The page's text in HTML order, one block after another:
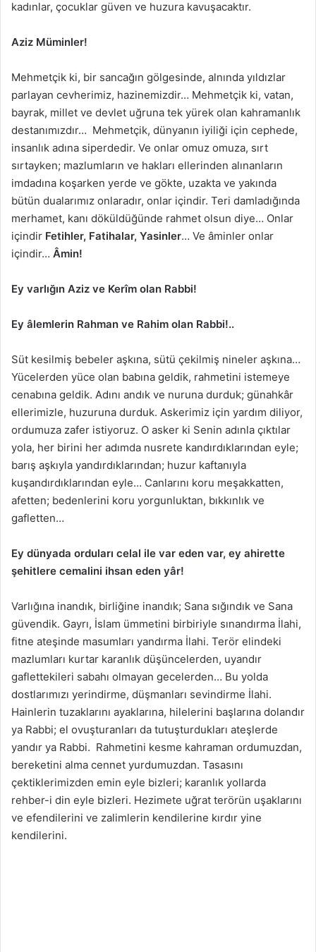
kadınlar, çocuklar güven ve huzura kavuşacaktır.
Aziz Müminler!
Mehmetçik ki, bir sancağın gölgesinde, alnında yıldızlar
parlayan cevherimiz, hazinemizdir… Mehmetçik ki, vatan,
bayrak, millet ve devlet uğruna tek yürek olan kahramanlık
destanımızdır… Mehmetçik, dünyanın iyiliği için cephede,
insanlık adına siperdedir. Ve onlar omuz omuza, sırt
sırtayken; mazlumların ve hakları ellerinden alınanların
imdadına koşarken yerde ve gökte, uzakta ve yakında
bütün dualarımız onlaradır, onlar içindir. Teri damladığında
merhamet, kanı döküldüğünde rahmet olsun diye… Onlar
içindir Fetihler, Fatihalar, Yasinler… Ve âminler onlar
içindir… Âmin!
Ey varlığın Aziz ve Kerîm olan Rabbi!
Ey âlemlerin Rahman ve Rahim olan Rabbi!..
Süt kesilmiş bebeler aşkına, sütü çekilmiş nineler aşkına…
Yücelerden yüce olan babına geldik, rahmetini istemeye
cenabına geldik. Adını andık ve nuruna durduk; günahkâr
ellerimizle, huzuruna durduk. Askerimiz için yardım diliyor,
ordumuza zafer istiyoruz. O asker ki Senin adınla çıktılar
yola, her birini her adımda nusrete kandırdıklarından eyle;
barış aşkıyla yandırdıklarından; huzur kaftanıyla
kuşandırdıklarından eyle… Canlarını koru meşakkatten,
afetten; bedenlerini koru yorgunluktan, bıkkınlık ve
gafletten…
Ey dünyada orduları celal ile var eden var, ey ahirette
şehitlere cemalini ihsan eden yâr!
Varlığına inandık, birliğine inandık; Sana sığındık ve Sana
güvendik. Gayrı, İslam ümmetini birbiriyle sınandırma İlahi,
fitne ateşinde masumları yandırma İlahi. Terör elindeki
mazlumları kurtar karanlık düşüncelerden, uyandır
gaflettekileri sabahı olmayan gecelerden… Bu yolda
dostlarımızı yerindirme, düşmanları sevindirme İlahi.
Hainlerin tuzaklarını ayaklarına, hilelerini başlarına dolandır
ya Rabbi; el ovuşturanları da tutuşturdukları ateşlerde
yandır ya Rabbi. Rahmetini kesme kahraman ordumuzdan,
bereketini alma cennet yurdumuzdan. Tasasını
çektiklerimizden emin eyle bizleri; karanlık yollarda
rehber-i din eyle bizleri. Hezimete uğrat terörün uşaklarını
ve efendilerini ve zalimlerin kendilerine kırdır yine
kendilerini.